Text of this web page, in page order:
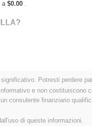
a $0.00 .
mercato crypto più
il mercato crypto
Potresti perdere
e non costituiscono
consulente finanziario
di queste informazioni.